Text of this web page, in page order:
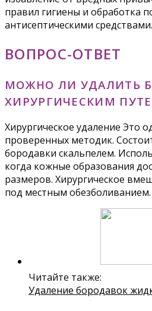
правил гигиены и обработка
антисептическими средствами.
ВОПРОС-ОТВЕТ
МОЖНО ЛИ УДАЛИТЬ
ХИРУРГИЧЕСКИМ
Хирургическое удаление Это
проверенных методик.
бородавки скальпелем.
когда кожные образования
размеров. Хирургическое
под местным обезболиванием.
Читайте также:
Удаление бородавок